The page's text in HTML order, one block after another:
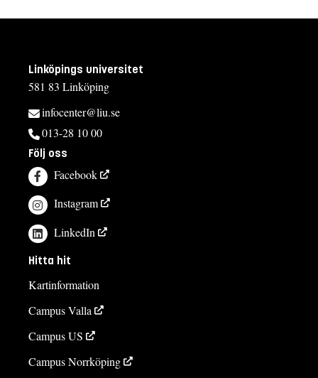
Linköpings universitet
581 83 Linköping
infocenter@liu.se
013-28 10 00
Följ oss
Facebook
Instagram
LinkedIn
Hitta hit
Kartinformation
Campus Valla
Campus US
Campus Norrköping